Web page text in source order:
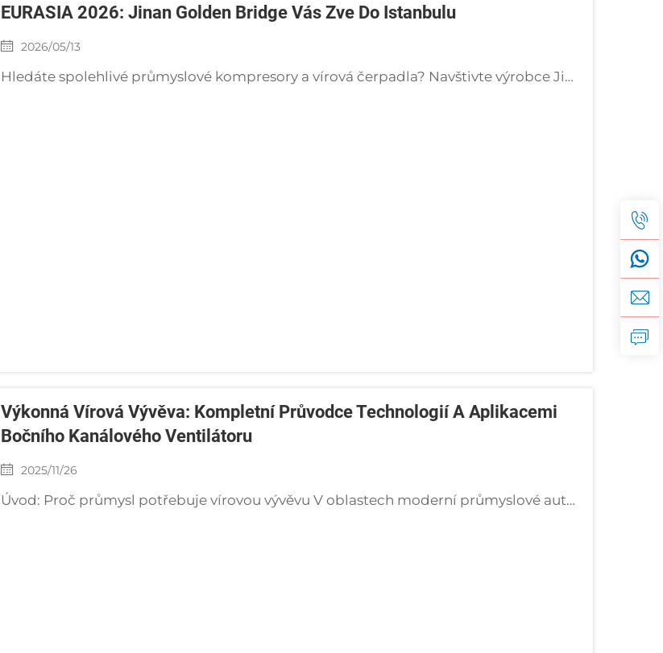
EURASIA 2026: Jinan Golden Bridge Vás Zve Do Istanbulu
2026/05/13
Hledáte spolehlivé průmyslové kompresory a vírová čerpadla? Navštivte výrobce Jinan Golden Bridge na veletrhu WIN EURASIA 2026, hala 5, stánek E135 v Istanbulu. Nabízíme dodávku náhradních dílů přímo na místě v Turecku.
Výkonná Vírová Vývěva: Kompletní Průvodce Technologií A Aplikacemi
Bočního Kanálového Ventilátoru
2025/11/26
Úvod: Proč průmysl potřebuje vírovou vývěvu V oblastech moderní průmyslové automatizace, ochrany životního prostředí a přesné výroby stále roste poptávka po stabilním, spolehlivém a bezolejovém zdroji vzduchu. T...